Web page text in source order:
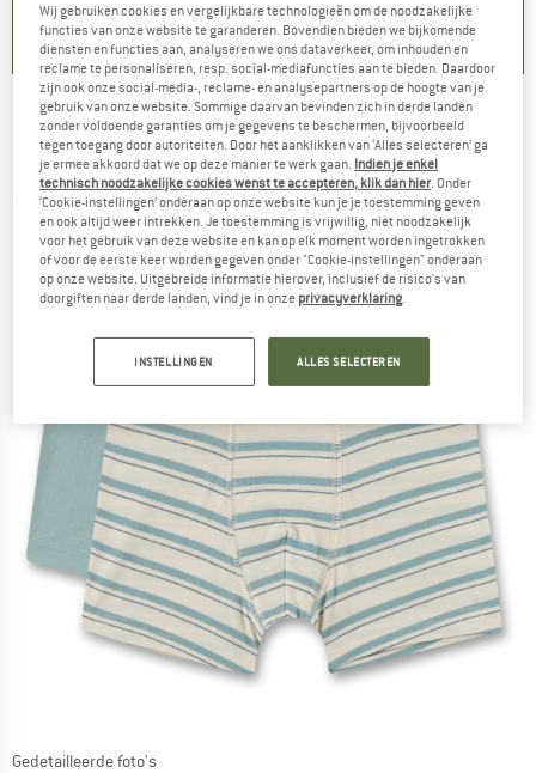
SANETTA -Kid's Boys Pure Doppelpack
Shorts - Onderbroek
(0)
Gedetailleerde foto's
Wij gebruiken cookies en vergelijkbare technologieën om de noodzakelijke
functies van onze website te garanderen. Bovendien bieden we bijkomende
diensten en functies aan, analyseren we ons dataverkeer, om inhouden en
reclame te personaliseren, resp. social-mediafuncties aan te bieden. Daardoor
zijn ook onze social-media-, reclame- en analysepartners op de hoogte van je
gebruik van onze website. Sommige daarvan bevinden zich in derde landen
zonder voldoende garanties om je gegevens te beschermen, bijvoorbeeld
tegen toegang door autoriteiten. Door het aanklikken van ‘Alles selecteren’ ga
je ermee akkoord dat we op deze manier te werk gaan. Indien je enkel
technisch noodzakelijke cookies wenst te accepteren, klik dan hier . Onder
‘Cookie-instellingen’ onderaan op onze website kun je je toestemming geven
en ook altijd weer intrekken. Je toestemming is vrijwillig, niet noodzakelijk
voor het gebruik van deze website en kan op elk moment worden ingetrokken
of voor de eerste keer worden gegeven onder "Cookie-instellingen" onderaan
op onze website. Uitgebreide informatie hierover, inclusief de risico's van
doorgiften naar derde landen, vind je in onze privacyverklaring
INSTELLINGEN ALLES SELECTEREN